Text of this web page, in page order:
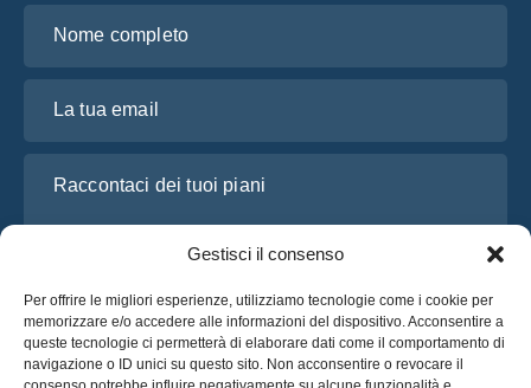
Gestisci il consenso
Per offrire le migliori esperienze, utilizziamo tecnologie come i cookie per
memorizzare e/o accedere alle informazioni del dispositivo. Acconsentire a
queste tecnologie ci permetterà di elaborare dati come il comportamento di
navigazione o ID unici su questo sito. Non acconsentire o revocare il